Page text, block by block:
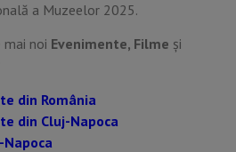
a Muzeelor 2025.
mai noi Evenimente, Filme și
din România
din Cluj-Napoca